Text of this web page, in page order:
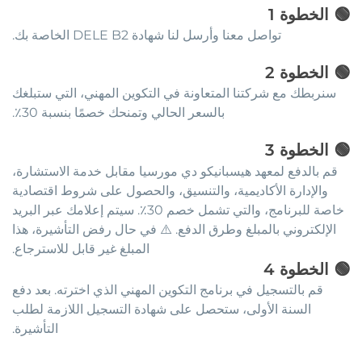
🟢 الخطوة 1
تواصل معنا وأرسل لنا شهادة DELE B2 الخاصة بك.
🟢 الخطوة2
سنربطك مع شركتنا المتعاونة في التكوين المهني، التي ستبلغك
بالسعر الحالي وتمنحك خصمًا بنسبة 30٪.
🟢 الخطوة3
قم بالدفع لمعهد هيسبانيكو دي مورسيا مقابل خدمة الاستشارة،
والإدارة الأكاديمية، والتنسيق، والحصول على شروط اقتصادية
خاصة للبرنامج، والتي تشمل خصم 30٪. سيتم إعلامك عبر البريد
الإلكتروني بالمبلغ وطرق الدفع. ⚠️ في حال رفض التأشيرة، هذا
المبلغ غير قابل للاسترجاع.
🟢 الخطوة 4
قم بالتسجيل في برنامج التكوين المهني الذي اخترته. بعد دفع
السنة الأولى، ستحصل على شهادة التسجيل اللازمة لطلب
التأشيرة.